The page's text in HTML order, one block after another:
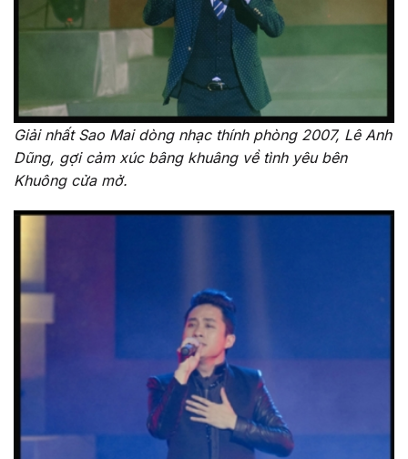
Giải nhất Sao Mai dòng nhạc thính phòng 2007, Lê Anh
Dũng, gợi cảm xúc bâng khuâng về tình yêu bên
Khuông cửa mở.